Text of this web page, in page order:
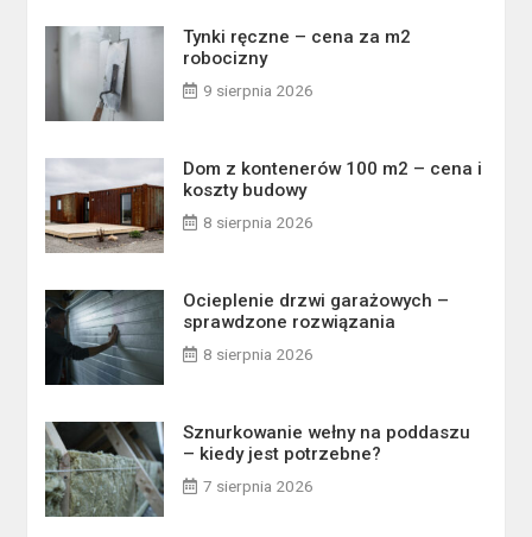
Tynki ręczne – cena za m2
robocizny
9 sierpnia 2026
Dom z kontenerów 100 m2 – cena i
koszty budowy
8 sierpnia 2026
Ocieplenie drzwi garażowych –
sprawdzone rozwiązania
8 sierpnia 2026
Sznurkowanie wełny na poddaszu
– kiedy jest potrzebne?
7 sierpnia 2026